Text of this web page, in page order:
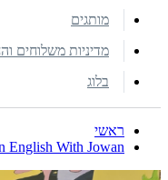
מותגים
מדיניות משלוחים
בלוג
ראשי
English With Jowan